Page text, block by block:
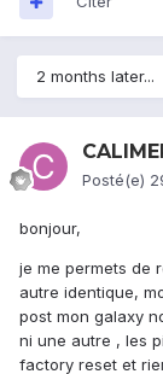
2 months later...
Posté(e)
bonjour,
je me permets de
autre identique,
post mon galaxy
ni une autre , les
factory reset et